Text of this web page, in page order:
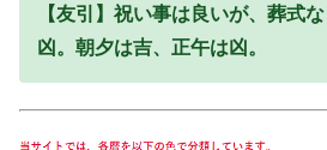
【友引】祝い事は良いが、葬式
凶。朝夕は吉、正午は凶。